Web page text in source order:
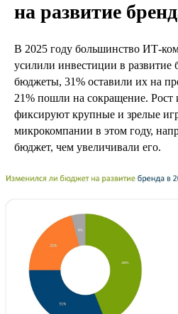
на развитие
В 2025 году большинство
усилили инвестиции в развитие
бюджеты, 31% оставили их на
21% пошли на сокращение. Рост
фиксируют крупные и зрелые
микрокомпании в этом году,
бюджет, чем увеличивали его.